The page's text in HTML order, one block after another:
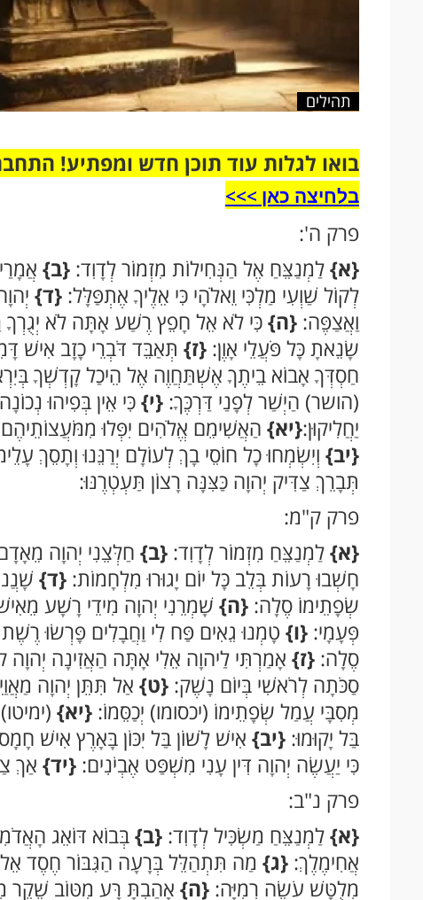
תהילים
בואו לגלות עוד תוכן חדש ומפתיע!
בלחיצה כאן >>>​
פרק ה':
{א}לַמְנַצֵּחַ אֶל הַנְּחִילוֹת מִזְמוֹר לְדָוִד: {ב}
לְקוֹל שַׁוְעִי מַלְכִּי וֵאלֹהָי כִּי אֵלֶיךָ אֶתְפַּלָּל: {ד}
וַאֲצַפֶּה: {ה}כִּי לֹא אֵל חָפֵץ רֶשַׁע אָתָּה לֹא יְגֻרְךָ
שָׂנֵאתָ כָּל פֹּעֲלֵי אָוֶן: {ז} תְּאַבֵּד דֹּבְרֵי כָזָב אִישׁ
חַסְדְּךָ אָבוֹא בֵיתֶךָ אֶשְׁתַּחֲוֶה אֶל הֵיכַל קָדְשְׁךָ
(הושר) הַיְשַׁר לְפָנַי דַּרְכֶּךָ: {י}כִּי אֵין בְּפִיהוּ
יַחֲלִיקוּן:{יא} הַאֲשִׁימֵם אֱלֹהִים יִפְּלוּ
{יב} וְיִשְׂמְחוּ כָל חוֹסֵי בָךְ לְעוֹלָם יְרַנֵּנוּ וְתָסֵךְ
תְּבָרֵךְ צַדִּיק יְהוָה כַּצִּנָּה רָצוֹן תַּעְטְרֶנּוּ:
פרק ק"מ:
{א}לַמְנַצֵּחַ מִזְמוֹר לְדָוִד: {ב} חַלְּצֵנִי יְהוָה
חָשְׁבוּ רָעוֹת בְּלֵב כָּל יוֹם יָגוּרוּ מִלְחָמוֹת: {ד}
שְׂפָתֵימוֹ סֶלָה: {ה}שָׁמְרֵנִי יְהוָה מִידֵי רָשָׁע
פְּעָמָי: {ו} טָמְנוּ גֵאִים פַּח לִי וַחֲבָלִים פָּרְשׂוּ
סֶלָה: {ז} אָמַרְתִּי לַיהוָה אֵלִי אָתָּה הַאֲזִינָה יְהוָה
סַכֹּתָה לְרֹאשִׁי בְּיוֹם נָשֶׁק: {ט} אַל תִּתֵּן יְהוָה
מְסִבָּי עֲמַל שְׂפָתֵימוֹ (יכסומו) יְכַסֵּמוֹ: {יא}
בַּל יָקוּמוּ: {יב} אִישׁ לָשׁוֹן בַּל יִכּוֹן בָּאָרֶץ אִישׁ
כִּי יַעֲשֶׂה יְהוָה דִּין עָנִי מִשְׁפַּט אֶבְיֹנִים: {יד} אַךְ
פרק נ"ב:
{א}לַמְנַצֵּחַ מַשְׂכִּיל לְדָוִד: {ב}בְּבוֹא דּוֹאֵג
אֲחִימֶלֶךְ: {ג} מַה תִּתְהַלֵּל בְּרָעָה הַגִּבּוֹר חֶסֶד אֵל
מְלֻטָּשׁ עֹשֵׂה רְמִיָּה: {ה} אָהַבְתָּ רָּע מִטּוֹב שֶׁקֶר